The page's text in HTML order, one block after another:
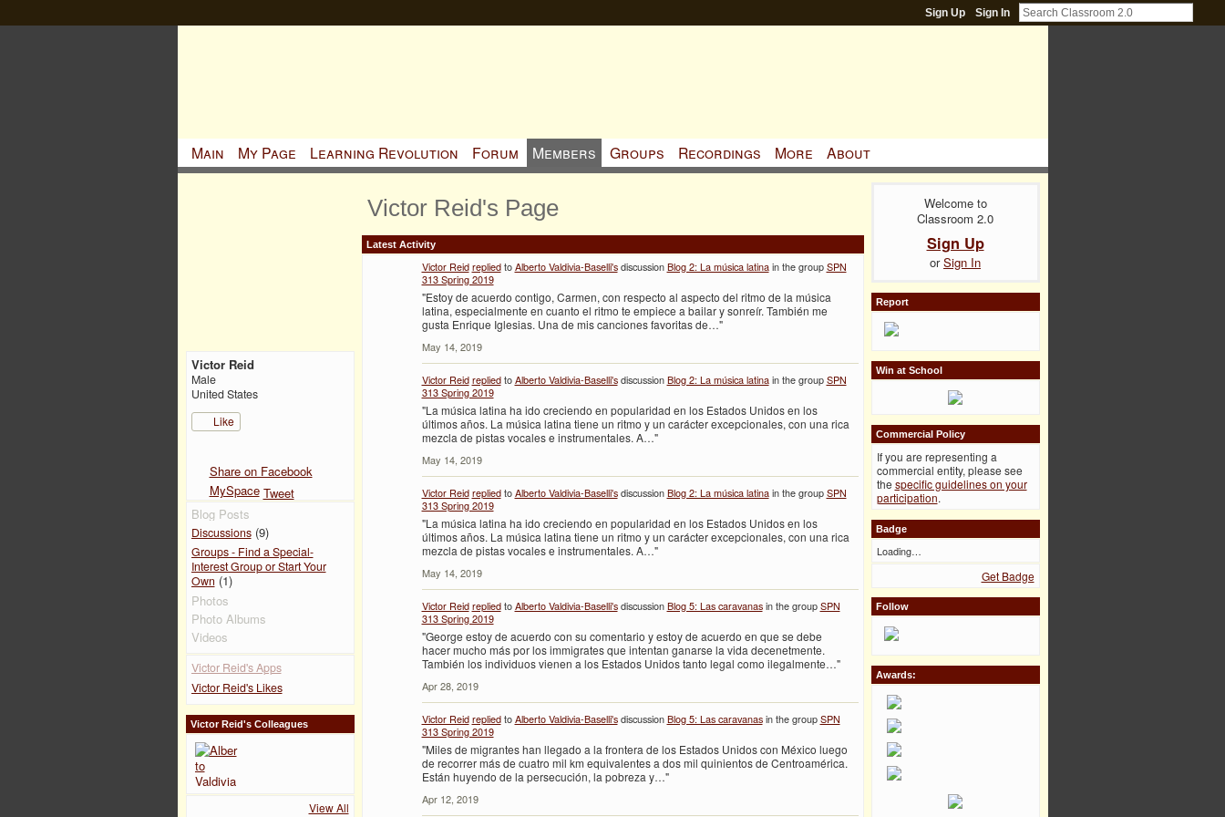
Sign Up Sign In
Main My Page Learning Revolution Forum Members Groups Recordings More About
Victor Reid
Male
United States
Like
Share on Facebook
MySpace Tweet
Blog Posts
Discussions(9)
Groups - Find a Special-
Interest Group or Start Your
Own (1)
Photos
Photo Albums
Videos
Victor Reid's Apps
Victor Reid's Likes
Victor Reid's Colleagues
View All
Victor Reid's Page
Latest Activity
Victor Reid repliedtoAlberto Valdivia-Baselli'sdiscussionBlog 2: La música latinain the groupSPN
313 Spring 2019
"Estoy de acuerdo contigo, Carmen, con respecto al aspecto del ritmo de la música
latina, especialmente en cuanto el ritmo te empiece a bailar y sonreír. También me
gusta Enrique Iglesias. Una de mis canciones favoritas de…"
May 14, 2019
Victor Reid repliedtoAlberto Valdivia-Baselli'sdiscussionBlog 2: La música latinain the groupSPN
313 Spring 2019
"La música latina ha ido creciendo en popularidad en los Estados Unidos en los
últimos años. La música latina tiene un ritmo y un carácter excepcionales, con una rica
mezcla de pistas vocales e instrumentales. A…"
May 14, 2019
Victor Reid repliedtoAlberto Valdivia-Baselli'sdiscussionBlog 2: La música latinain the groupSPN
313 Spring 2019
"La música latina ha ido creciendo en popularidad en los Estados Unidos en los
últimos años. La música latina tiene un ritmo y un carácter excepcionales, con una rica
mezcla de pistas vocales e instrumentales. A…"
May 14, 2019
Victor Reid repliedtoAlberto Valdivia-Baselli'sdiscussionBlog 5: Las caravanasin the groupSPN
313 Spring 2019
"George estoy de acuerdo con su comentario y estoy de acuerdo en que se debe
hacer mucho más por los immigrates que intentan ganarse la vida decenetmente.
También los individuos vienen a los Estados Unidos tanto legal como ilegalmente…"
Apr 28, 2019
Victor Reid repliedtoAlberto Valdivia-Baselli'sdiscussionBlog 5: Las caravanasin the groupSPN
313 Spring 2019
"Miles de migrantes han llegado a la frontera de los Estados Unidos con México luego
de recorrer más de cuatro mil km equivalentes a dos mil quinientos de Centroamérica.
Están huyendo de la persecución, la pobreza y…"
Apr 12, 2019
Welcome to
Classroom 2.0
Sign Up
orSign In
Report
Win at School
Commercial Policy
If you are representing a
commercial entity, please see
the specific guidelines on your
participation.
Badge
Loading…
Get Badge
Follow
Awards: